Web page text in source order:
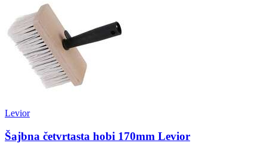
Levior
Šajbna četvrtasta hobi 170mm Levior